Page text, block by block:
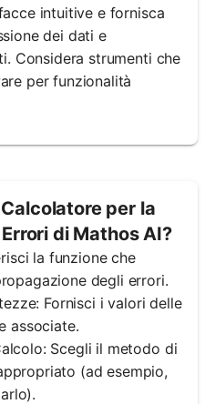
intuitive e fornisca
dei dati e
Considera strumenti che
per funzionalità
per la
di Mathos AI?
la funzione che
degli errori.
Fornisci i valori delle
associate.
Scegli il metodo di
(ad esempio,